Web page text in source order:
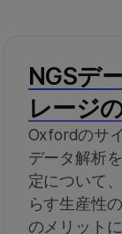
NGSデ
レージ
Oxfordのサ
データ解析
定について
らす生産性
のメリット